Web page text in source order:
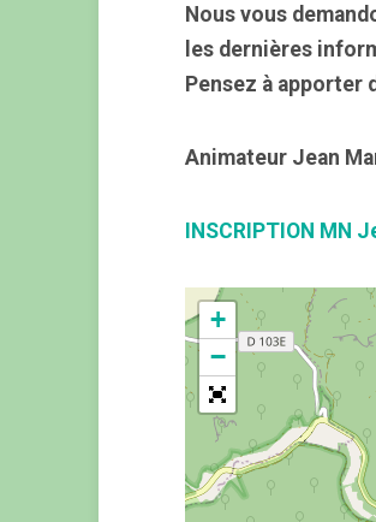
Nous vous
les dernières
Pensez à apporter
Animateur Jean
INSCRIPTION MN
+
−